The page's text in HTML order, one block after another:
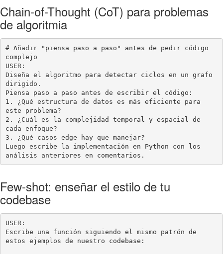
Chain-of-Thought (CoT) para problemas
de algoritmia
# Añadir "piensa paso a paso" antes de pedir código
complejo
USER:
Diseña el algoritmo para detectar ciclos en un grafo
dirigido.
Piensa paso a paso antes de escribir el código:
1. ¿Qué estructura de datos es más eficiente para
este problema?
2. ¿Cuál es la complejidad temporal y espacial de
cada enfoque?
3. ¿Qué casos edge hay que manejar?
Luego escribe la implementación en Python con los
análisis anteriores en comentarios.
Few-shot: enseñar el estilo de tu
codebase
USER:
Escribe una función siguiendo el mismo patrón de
estos ejemplos de nuestro codebase: